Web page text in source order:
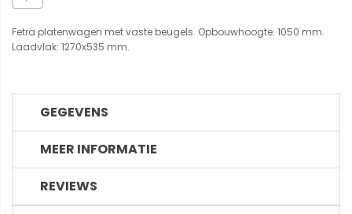
Fetra platenwagen met vaste beugels. Opbouwhoogte: 1050 mm.
Laadvlak: 1270x535 mm.
GEGEVENS
MEER INFORMATIE
REVIEWS